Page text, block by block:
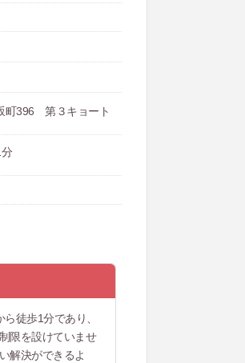
町396 第３キョート
徒歩1分であり、
限を設けていませ
解決ができるよ